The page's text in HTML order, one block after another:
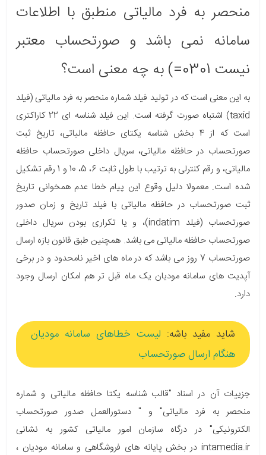
منحصر به فرد مالیاتی منطبق با اطلاعات
سامانه نمی باشد و صورتحساب معتبر
نیست 0301=) به چه معنی است؟
به این معنی است که در تولید فیلد شماره منحصر به فرد مالیاتی (فیلد
taxid) اشتباه صورت گرفته است. این فیلد شناسه ای 22 کاراکتری
است که از 4 بخش شناسه یکتای حافظه مالیاتی، تاریخ ثبت
صورتحساب در حافظه مالیاتی، سریال داخلی صورتحساب حافظه
مالیاتی، و رقم کنترلی به ترتیب با طول ثابت 6، 5، 10 و 1 رقم تشکیل
شده است. معمولا دلیل وقوع این پیام خطا عدم همخوانی تاریخ
ثبت صورتحساب در حافظه مالیاتی با فیلد تاریخ و زمان صدور
صورتحساب (فیلد indatim)، و یا تکراری بودن سریال داخلی
صورتحساب حافظه مالیاتی می باشد. همچنین طبق قانون بازه ارسال
صورتحساب 7 روز می باشد که در ماه های اخیر نامحدود و در برخی
آپدیت های سامانه مودیان یک ماه قبل تر هم امکان ارسال وجود
دارد.
شاید مفید باشه: لیست خطاهای سامانه مودیان
هنگام ارسال صورتحساب
جزییات آن در اسناد "قالب شناسه یکتا حافظه مالیاتی و شماره
منحصر به فرد مالیاتی" و " دستورالعمل صدور صورتحساب
الکترونیکی" در درگاه سازمان امور مالیاتی کشور به نشانی
intamedia.ir در بخش پایانه های فروشگاهی و سامانه مودیان ،